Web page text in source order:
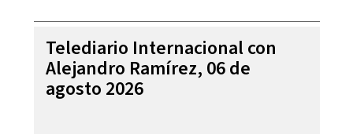
Telediario Internacional con
Alejandro Ramírez, 06 de
agosto 2026